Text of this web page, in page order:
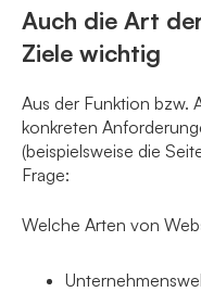
Auch die Art
Ziele wichtig
Aus der Funktion bzw.
konkreten
(beispielsweise die
Frage:
Welche Arten von